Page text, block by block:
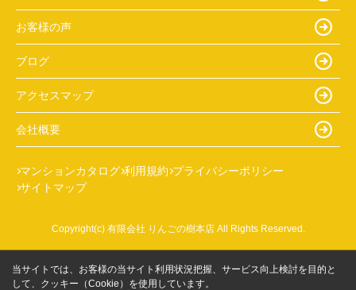
お客様の声
ブログ
アクセスマップ
会社概要
マンションカタログ 利用規約 プライバシーポリシー
サイトマップ
Copyright(c) 有限会社 りんごの樹本店 All Rights Reserved.
当サイトでは、お客様の当サイト利用状況把握、サービス向上検討を目的と
して、クッキー（Cookie）を使用しています。